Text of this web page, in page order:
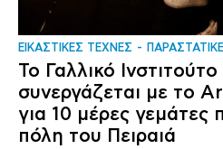
ΕΙΚΑΣΤΙΚΕΣ ΤΕΧΝΕΣ
Το Γαλλικό
συνεργάζεται με το
για 10 μέρες γεμάτες
πόλη του Πειραιά